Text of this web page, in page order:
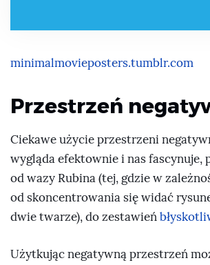
minimalmovieposters.tumblr.com
Przestrzeń
Ciekawe użycie przestrzeni
wygląda efektownie i nas fascynuje,
od wazy Rubina (tej, gdzie w
od skoncentrowania się widać
dwie twarze), do zestawień
Użytkując negatywną przestrzeń